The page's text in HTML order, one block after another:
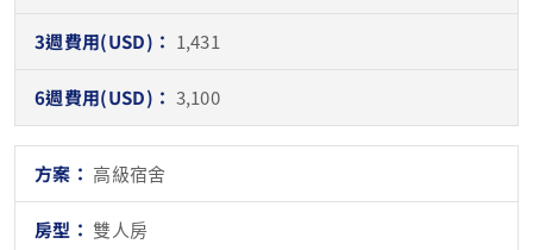
1,431
3,100
高級宿舍
雙人房